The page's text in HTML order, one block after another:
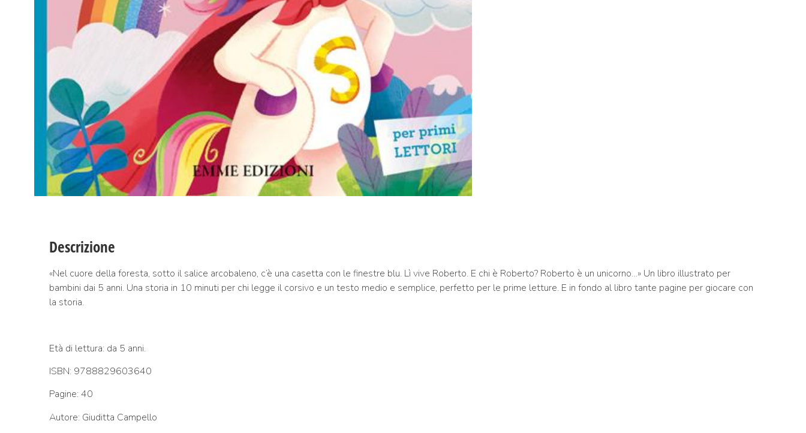
Descrizione
«Nel cuore della foresta, sotto il salice arcobaleno, c’è una casetta con le finestre blu. Lì vive Roberto. E chi è Roberto? Roberto è un unicorno…» Un libro illustrato per
bambini dai 5 anni. Una storia in 10 minuti per chi legge il corsivo e un testo medio e semplice, perfetto per le prime letture. E in fondo al libro tante pagine per giocare con
la storia.
Età di lettura: da 5 anni.
ISBN: 9788829603640
Pagine: 40
Autore: Giuditta Campello